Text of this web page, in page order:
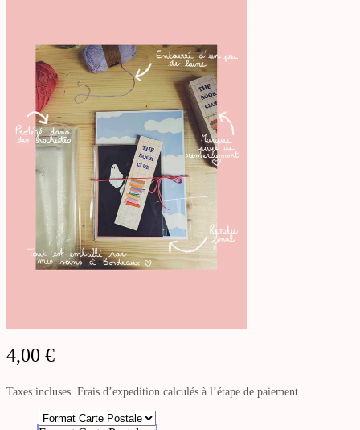
4,00 €
Taxes incluses. Frais d’expedition calculés à l’étape de paiement.